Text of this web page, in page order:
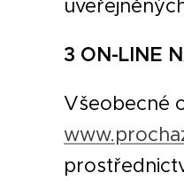
3 ON-LINE
Všeobecné